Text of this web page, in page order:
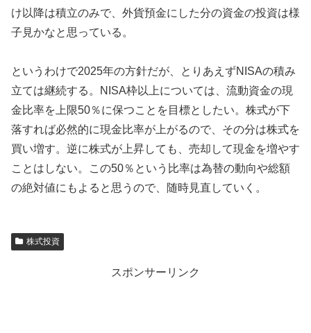
け以降は積立のみで、外貨預金にした分の資金の投資は様
子見かなと思っている。
というわけで2025年の方針だが、とりあえずNISAの積み
立ては継続する。NISA枠以上については、流動資金の現
金比率を上限50％に保つことを目標としたい。株式が下
落すれば必然的に現金比率が上がるので、その分は株式を
買い増す。逆に株式が上昇しても、売却して現金を増やす
ことはしない。この50％という比率は為替の動向や総額
の絶対値にもよると思うので、随時見直していく。
株式投資
スポンサーリンク